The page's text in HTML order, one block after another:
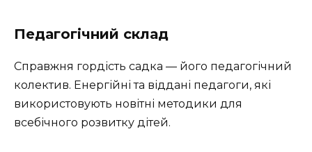
Педагогічний склад
Справжня гордість садка — його педагогічний
колектив. Енергійні та віддані педагоги, які
використовують новітні методики для
всебічного розвитку дітей.